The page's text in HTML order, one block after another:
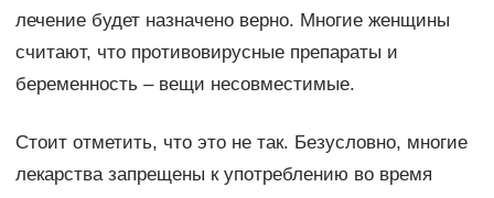
лечение будет назначено верно. Многие женщины
считают, что противовирусные препараты и
беременность – вещи несовместимые.
Стоит отметить, что это не так. Безусловно, многие
лекарства запрещены к употреблению во время